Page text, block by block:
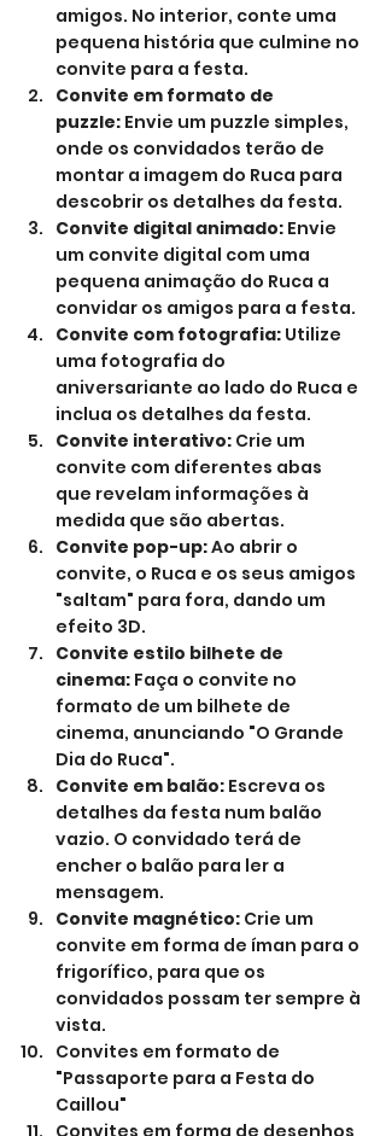
amigos. No interior, conte uma
pequena história que culmine no
convite para a festa.
Convite em formato de
puzzle: Envie um puzzle simples,
onde os convidados terão de
montar a imagem do Ruca para
descobrir os detalhes da festa.
Convite digital animado: Envie
um convite digital com uma
pequena animação do Ruca a
convidar os amigos para a festa.
Convite com fotografia: Utilize
uma fotografia do
aniversariante ao lado do Ruca e
inclua os detalhes da festa.
Convite interativo: Crie um
convite com diferentes abas
que revelam informações à
medida que são abertas.
Convite pop-up: Ao abrir o
convite, o Ruca e os seus amigos
"saltam" para fora, dando um
efeito 3D.
Convite estilo bilhete de
cinema: Faça o convite no
formato de um bilhete de
cinema, anunciando "O Grande
Dia do Ruca".
Convite em balão: Escreva os
detalhes da festa num balão
vazio. O convidado terá de
encher o balão para ler a
mensagem.
Convite magnético: Crie um
convite em forma de íman para o
frigorífico, para que os
convidados possam ter sempre à
vista.
Convites em formato de
"Passaporte para a Festa do
Caillou"